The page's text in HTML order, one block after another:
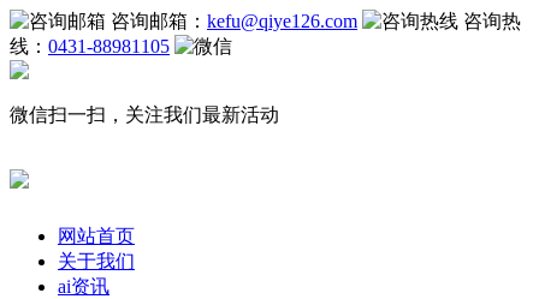
咨询邮箱： kefu@qiye126.com
咨询热
线： 0431-88981105
微信扫一扫，关注我们最新活动
网站首页
关于我们
ai资讯